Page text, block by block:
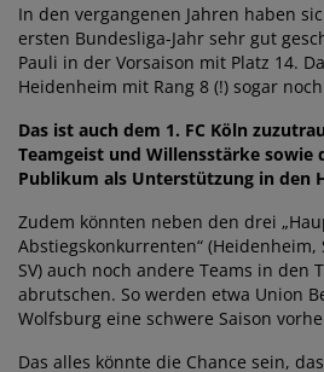
In den vergangenen Jahren haben
ersten Bundesliga-Jahr sehr gut
Pauli in der Vorsaison mit Platz 14.
Heidenheim mit Rang 8 (!) sogar
Das ist auch dem 1. FC Köln
Teamgeist und Willensstärke sowie
Publikum als Unterstützung in den
Zudem könnten neben den drei
Abstiegskonkurrenten“
SV) auch noch andere Teams in den
abrutschen. So werden etwa Union
Wolfsburg eine schwere Saison
Das alles könnte die Chance sein,